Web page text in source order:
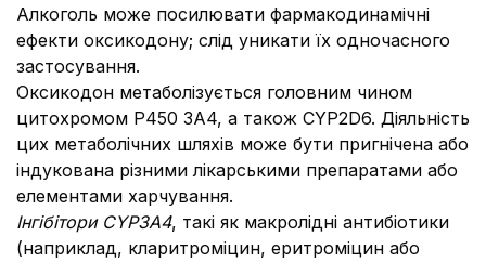
Алкоголь може посилювати фармакодинамічні
ефекти оксикодону; слід уникати їх одночасного
застосування.
Оксикодон метаболізується головним чином
цитохромом P450 3A4, а також CYP2D6. Діяльність
цих метаболічних шляхів може бути пригнічена або
індукована різними лікарськими препаратами або
елементами харчування.
Інгібітори CYP3A4, такі як макролідні антибіотики
(наприклад, кларитроміцин, еритроміцин або